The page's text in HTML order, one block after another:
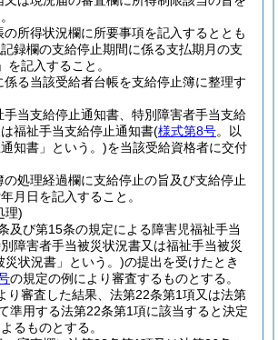
の所得状況欄に所要事項を記入するととも
録欄の支給停止期間に係る支払期月の支
を記入すること。
係る当該受給者台帳を支給停止簿に整理す
手当支給停止通知書、特別障害者手当支給
福祉手当支給停止通知書(様式第8号。以
知書」という。)を当該受給資格者に交付
の処理経過欄に支給停止の旨及び支給停止
月日を記入すること。
理)
及び第15条の規定による障害児福祉手当
障害者手当被災状況書又は福祉手当被災
災状況書」という。)の提出を受けたとき
の規定の例により審査するものとする。
り審査した結果、法第22条第1項又は法第
準用する法第22条第1項に該当すると決定
るものとする。